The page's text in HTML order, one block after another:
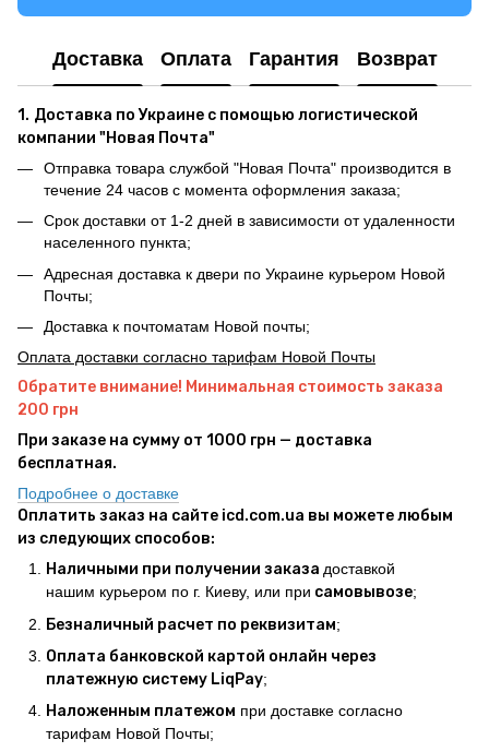
Доставка Оплата Гарантия Возврат
1. Доставка по Украине с помощью логистической
компании "Новая Почта"
Отправка товара службой "Новая Почта" производится в
течение 24 часов с момента оформления заказа;
Срок доставки от 1-2 дней в зависимости от удаленности
населенного пункта;
Адресная доставка к двери по Украине курьером Новой
Почты;
Доставка к почтоматам Новой почты;
Оплата доставки согласно тарифам Новой Почты
Обратите внимание! Минимальная стоимость заказа
200 грн
При заказе на сумму от 1000 грн — доставка
бесплатная.
Подробнее о доставке
Оплатить заказ на сайте icd.com.ua вы можете любым
из следующих способов:
Наличными при получении заказа доставкой
нашим курьером по г. Киеву, или при самовывозе;
Безналичный расчет по реквизитам;
Оплата банковской картой онлайн через
платежную систему LiqPay;
Наложенным платежом при доставке согласно
тарифам Новой Почты;